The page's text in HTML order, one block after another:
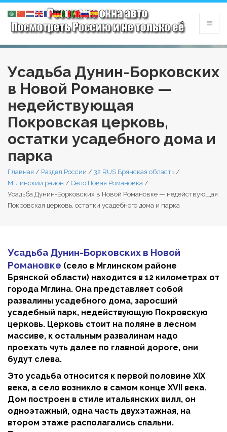
Усадьба Дунин-Борковских
в Новой Романовке —
недействующая
Покровская церковь,
остатки усадебного дома и
парка
Главная / Раздел России / 32 RUS Брянская область /
Мглинский район / Село Новая Романовка /
Усадьба Дунин-Борковских в Новой Романовке — недействующая
Покровская церковь, остатки усадебного дома и парка
Усадьба Дунин-Борковских в Новой
Романовке (село в Мглинском районе
Брянской области) находится в 12 километрах от
города Мглина. Она представляет собой
развалины усадебного дома, заросший
усадебный парк, недействующую Покровскую
церковь. Церковь стоит на поляне в лесном
массиве, к остальным развалинам надо
проехать чуть далее по главной дороге, они
будут слева.
Это усадьба относится к первой половине XIX
века, а село возникло в самом конце XVII века.
Дом построен в стиле итальянских вилл, он
одноэтажный, одна часть двухэтажная, на
втором этаже располагались спальни.